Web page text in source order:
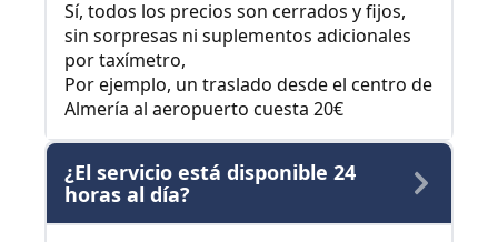
Sí, todos los precios son cerrados y fijos,
sin sorpresas ni suplementos adicionales
por taxímetro,
Por ejemplo, un traslado desde el centro de
Almería al aeropuerto cuesta 20€
¿El servicio está disponible 24
horas al día?